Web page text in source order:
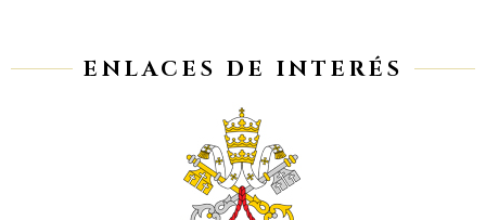
ENLACES DE INTERÉS